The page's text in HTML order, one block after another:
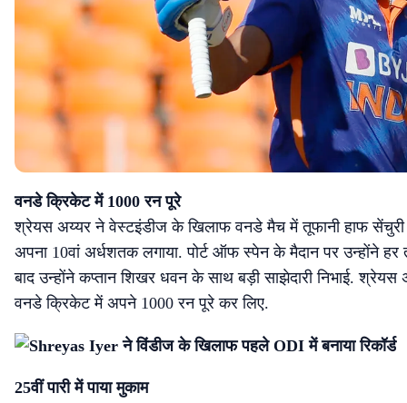
वनडे क्रिकेट में 1000 रन पूरे
श्रेयस अय्यर ने वेस्टइंडीज के खिलाफ वनडे मैच में तूफानी हाफ
अपना 10वां अर्धशतक लगाया. पोर्ट ऑफ स्पेन के मैदान पर उन्होंने
बाद उन्होंने कप्तान शिखर धवन के साथ बड़ी साझेदारी निभाई.
वनडे क्रिकेट में अपने 1000 रन पूरे कर लिए.
25वीं पारी में पाया मुकाम